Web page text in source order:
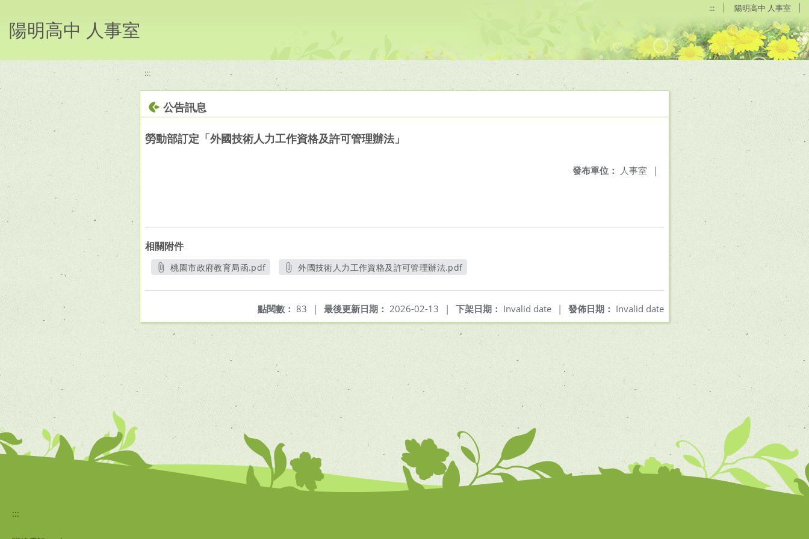
::: 陽明高中 人事室
陽明高中 人事室
:::
公告訊息
勞動部訂定「外國技術人力工作資格及許可管理辦法」
發布單位： 人事室 |
相關附件
桃園市政府教育局函.pdf
外國技術人力工作資格及許可管理辦法.pdf
發佈日期： Invalid date
下架日期： Invalid date |
最後更新日期： 2026-02-13 |
點閱數： 83 |
:::